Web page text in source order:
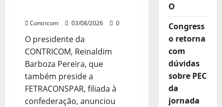
LOCAIS
DE
TRABALHO
Contricom 03/08/2026 0
O presidente da
CONTRICOM, Reinaldim
Barboza Pereira, que
também preside a
FETRACONSPAR, filiada à
confederação, anunciou
O
Congress
o retorna
com
dúvidas
sobre PEC
da
jornada